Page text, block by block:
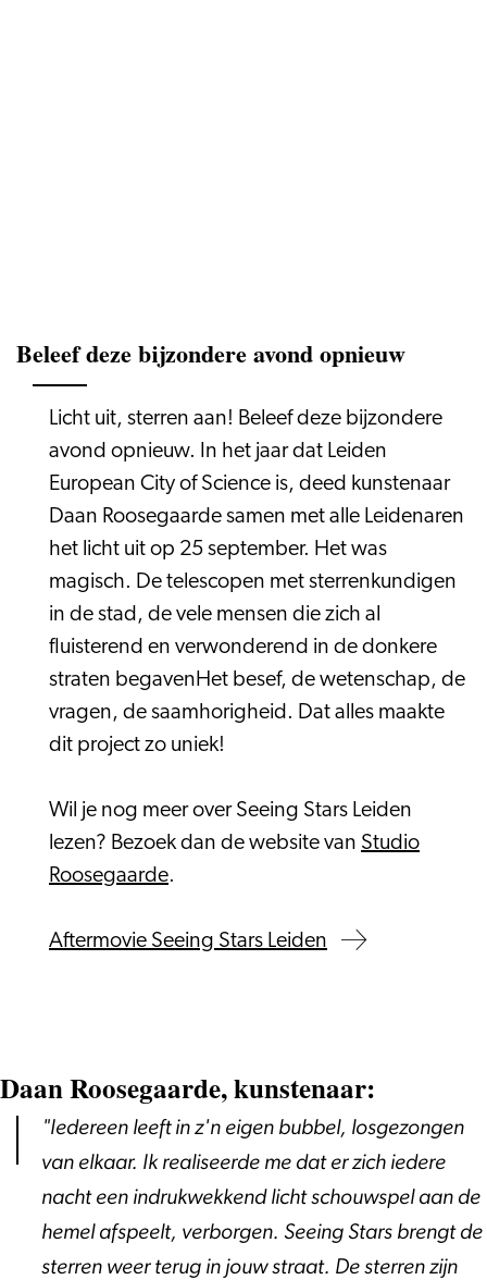
Beleef deze bijzondere avond opnieuw
Licht uit, sterren aan! Beleef deze bijzondere
avond opnieuw. In het jaar dat Leiden
European City of Science is, deed kunstenaar
Daan Roosegaarde samen met alle Leidenaren
het licht uit op 25 september. Het was
magisch. De telescopen met sterrenkundigen
in de stad, de vele mensen die zich al
fluisterend en verwonderend in de donkere
straten begavenHet besef, de wetenschap, de
vragen, de saamhorigheid. Dat alles maakte
dit project zo uniek!
Wil je nog meer over Seeing Stars Leiden
lezen? Bezoek dan de website van Studio
Roosegaarde.
Aftermovie Seeing Stars Leiden
Daan Roosegaarde, kunstenaar:
"Iedereen leeft in z'n eigen bubbel, losgezongen
van elkaar. Ik realiseerde me dat er zich iedere
nacht een indrukwekkend licht schouwspel aan de
hemel afspeelt, verborgen. Seeing Stars brengt de
sterren weer terug in jouw straat. De sterren zijn